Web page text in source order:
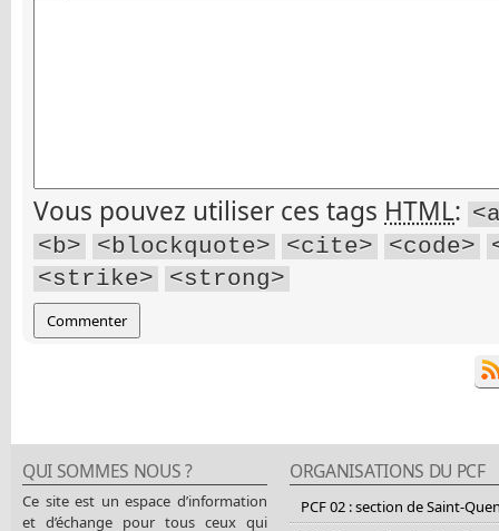
Vous pouvez utiliser ces tags HTML:
<b>
<blockquote> <cite> <code>
<strike>
<strong>
QUI SOMMES NOUS ?
Ce site est un espace d’information
et d’échange pour tous ceux qui
ORGANISATIONS DU PCF
PCF 02 : section de Saint-